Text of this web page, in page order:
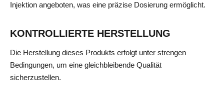
Injektion angeboten, was eine präzise Dosierung ermöglicht.
KONTROLLIERTE HERSTELLUNG
Die Herstellung dieses Produkts erfolgt unter strengen
Bedingungen, um eine gleichbleibende Qualität
sicherzustellen.